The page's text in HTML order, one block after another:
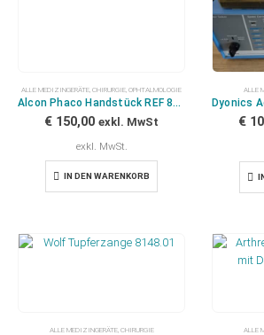
ALLE MEDIZINGERÄTE CHIRURGIE OPHTALMOLOGIE
Alcon Phaco Handstück REF 8065740968 Handpiece
€ 150,00 exkl. MwSt
exkl. MwSt.
IN DEN WARENKORB
ALLE
€
ALLE MEDIZINGERÄTE, CHIRURGIE ALLE